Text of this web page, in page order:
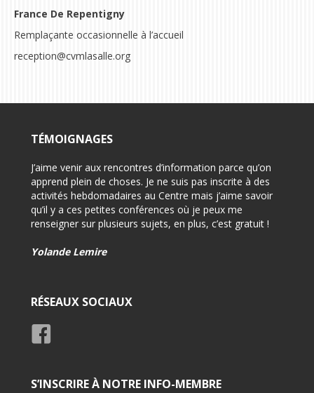
France De Repentigny
Remplaçante occasionnelle à l’accueil
reception@cvmlasalle.org
TÉMOIGNAGES
J’aime venir aux rencontres d’information parce qu’on
apprend plein de choses. Je ne suis pas inscrite à des
activités hebdomadaires au Centre mais j’aime savoir
qu’il y a ces petites conférences où je peux me
renseigner sur plusieurs sujets, en plus, c’est gratuit !
Yolande Lemire
RÉSEAUX SOCIAUX
S’INSCRIRE À NOTRE INFO-MEMBRE